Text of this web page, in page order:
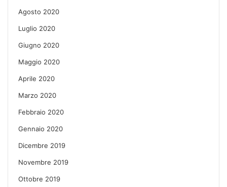
Agosto 2020
Luglio 2020
Giugno 2020
Maggio 2020
Aprile 2020
Marzo 2020
Febbraio 2020
Gennaio 2020
Dicembre 2019
Novembre 2019
Ottobre 2019